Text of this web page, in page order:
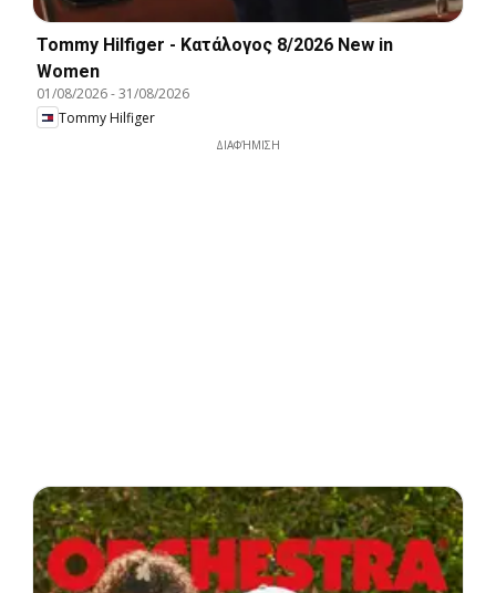
Tommy Hilfiger - Kατάλογος 8/2026 New in
Women
01/08/2026-31/08/2026
Tommy Hilfiger
ΔΙΑΦΉΜΙΣΗ